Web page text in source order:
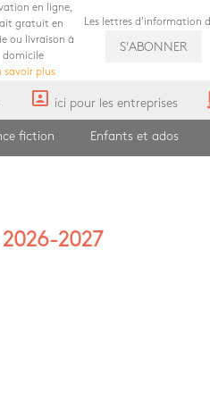
en ligne,
gratuit en
ou livraison à
domicile
savoir plus
Les lettres d'information
S'ABONNER
portrait ici pour les entreprises
fiction Enfants et ados
2027